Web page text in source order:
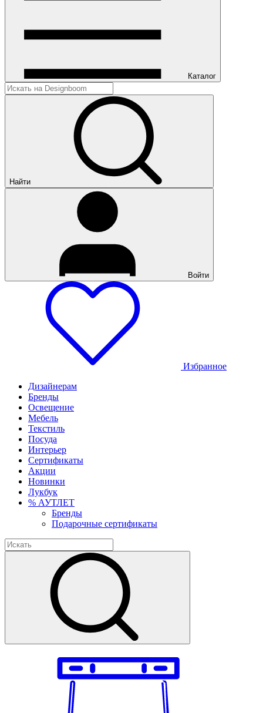
Каталог
Найти
Войти
Избранное
Дизайнерам
Бренды
Освещение
Мебель
Текстиль
Посуда
Интерьер
Сертификаты
Акции
Новинки
Лукбук
% АУТЛЕТ
Бренды
Подарочные сертификаты